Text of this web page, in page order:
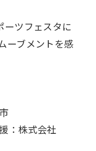
ツフェスタに
ーブメントを感
：株式会社